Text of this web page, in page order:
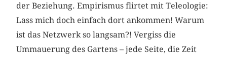
der Beziehung. Empirismus flirtet mit Teleologie:
Lass mich doch einfach dort ankommen! Warum
ist das Netzwerk so langsam?! Vergiss die
Ummauerung des Gartens – jede Seite, die Zeit